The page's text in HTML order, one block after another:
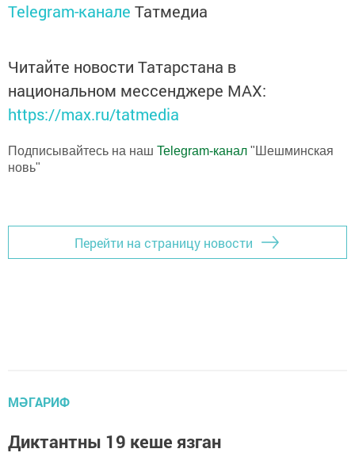
Telegram-канале Татмедиа
Читайте новости Татарстана в
национальном мессенджере MАХ:
https://max.ru/tatmedia
Подписывайтесь на наш Telegram-канал "Шешминская
новь"
Перейти на страницу новости
МӘГАРИФ
Диктантны 19 кеше язган